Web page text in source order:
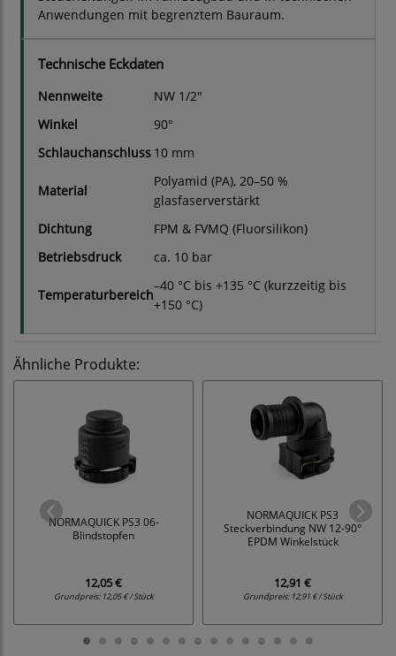
Anwendungen mit begrenztem Bauraum.
Technische Eckdaten
Nennweite
NW 1/2"
Winkel
90°
Schlauchanschluss 10 mm
Material
Polyamid (PA), 20–50 %
glasfaserverstärkt
Dichtung
FPM & FVMQ (Fluorsilikon)
Betriebsdruck
ca. 10 bar
Temperaturbereich
–40 °C bis +135 °C (kurzzeitig bis
+150 °C)
Ähnliche Produkte:
NORMAQUICK PS3 06-
Blindstopfen
12,05 €
Grundpreis: 12,05 € / Stück
NORMAQUICK PS3
Steckverbindung NW 12-90°
EPDM Winkelstück
12,91 €
Grundpreis: 12,91 € / Stück